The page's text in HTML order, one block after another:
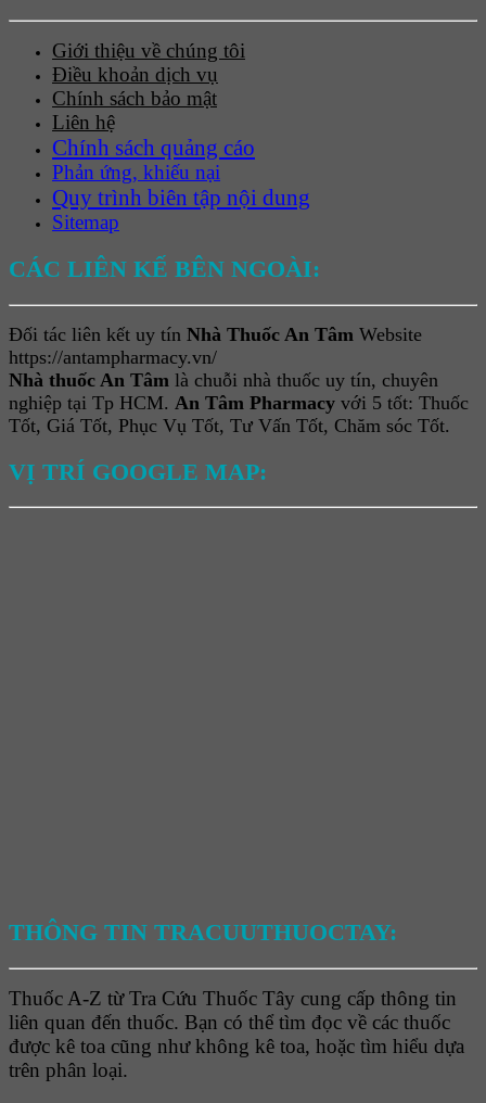
Giới thiệu về chúng tôi
Điều khoản dịch vụ
Chính sách bảo mật
Liên hệ
Chính sách quảng cáo
Phản ứng, khiếu nại
Quy trình biên tập nội dung
Sitemap
CÁC LIÊN KẾ BÊN NGOÀI:
Đối tác liên kết uy tín Nhà Thuốc An Tâm Website
https://antampharmacy.vn/
Nhà thuốc An Tâm là chuỗi nhà thuốc uy tín, chuyên
nghiệp tại Tp HCM. An Tâm Pharmacy với 5 tốt: Thuốc
Tốt, Giá Tốt, Phục Vụ Tốt, Tư Vấn Tốt, Chăm sóc Tốt.
VỊ TRÍ GOOGLE MAP:
THÔNG TIN TRACUUTHUOCTAY:
Thuốc A-Z từ Tra Cứu Thuốc Tây cung cấp thông tin
liên quan đến thuốc. Bạn có thể tìm đọc về các thuốc
được kê toa cũng như không kê toa, hoặc tìm hiểu dựa
trên phân loại.